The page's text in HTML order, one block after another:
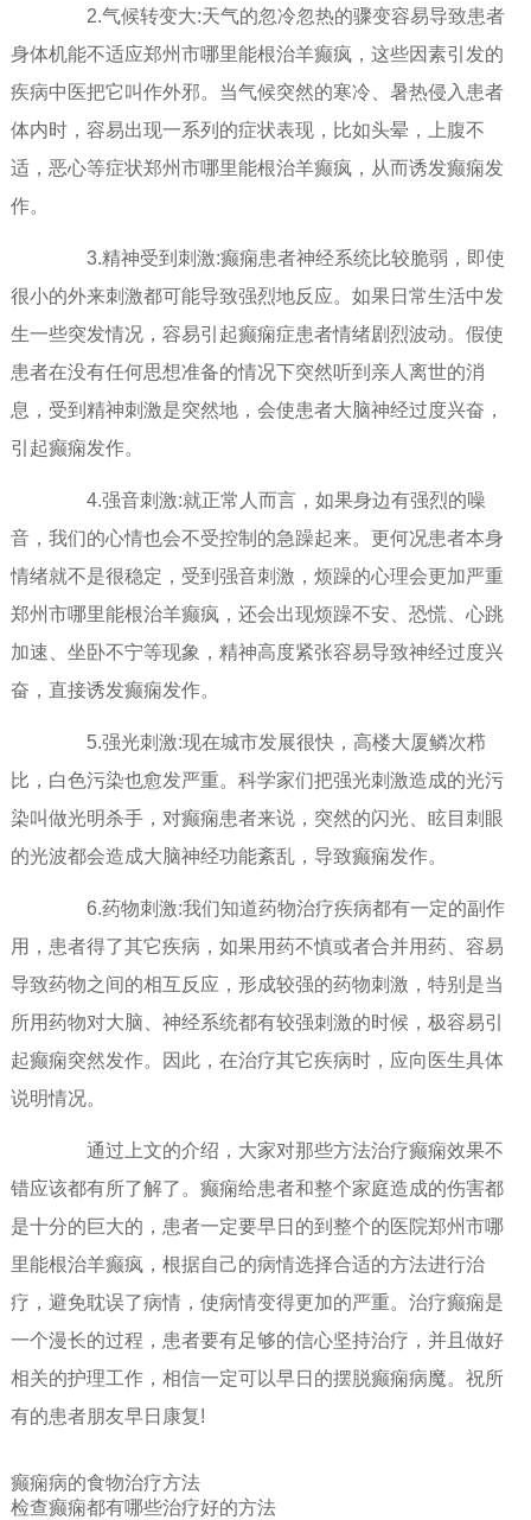
2.气候转变大:天气的忽冷忽热的骤变容易导致患者
身体机能不适应郑州市哪里能根治羊癫疯，这些因素引发的
疾病中医把它叫作外邪。当气候突然的寒冷、暑热侵入患者
体内时，容易出现一系列的症状表现，比如头晕，上腹不
适，恶心等症状郑州市哪里能根治羊癫疯，从而诱发癫痫发
作。
3.精神受到刺激:癫痫患者神经系统比较脆弱，即使
很小的外来刺激都可能导致强烈地反应。如果日常生活中发
生一些突发情况，容易引起癫痫症患者情绪剧烈波动。假使
患者在没有任何思想准备的情况下突然听到亲人离世的消
息，受到精神刺激是突然地，会使患者大脑神经过度兴奋，
引起癫痫发作。
4.强音刺激:就正常人而言，如果身边有强烈的噪
音，我们的心情也会不受控制的急躁起来。更何况患者本身
情绪就不是很稳定，受到强音刺激，烦躁的心理会更加严重
郑州市哪里能根治羊癫疯，还会出现烦躁不安、恐慌、心跳
加速、坐卧不宁等现象，精神高度紧张容易导致神经过度兴
奋，直接诱发癫痫发作。
5.强光刺激:现在城市发展很快，高楼大厦鳞次栉
比，白色污染也愈发严重。科学家们把强光刺激造成的光污
染叫做光明杀手，对癫痫患者来说，突然的闪光、眩目刺眼
的光波都会造成大脑神经功能紊乱，导致癫痫发作。
6.药物刺激:我们知道药物治疗疾病都有一定的副作
用，患者得了其它疾病，如果用药不慎或者合并用药、容易
导致药物之间的相互反应，形成较强的药物刺激，特别是当
所用药物对大脑、神经系统都有较强刺激的时候，极容易引
起癫痫突然发作。因此，在治疗其它疾病时，应向医生具体
说明情况。
通过上文的介绍，大家对那些方法治疗癫痫效果不
错应该都有所了解了。癫痫给患者和整个家庭造成的伤害都
是十分的巨大的，患者一定要早日的到整个的医院郑州市哪
里能根治羊癫疯，根据自己的病情选择合适的方法进行治
疗，避免耽误了病情，使病情变得更加的严重。治疗癫痫是
一个漫长的过程，患者要有足够的信心坚持治疗，并且做好
相关的护理工作，相信一定可以早日的摆脱癫痫病魔。祝所
有的患者朋友早日康复!
癫痫病的食物治疗方法
检查癫痫都有哪些治疗好的方法